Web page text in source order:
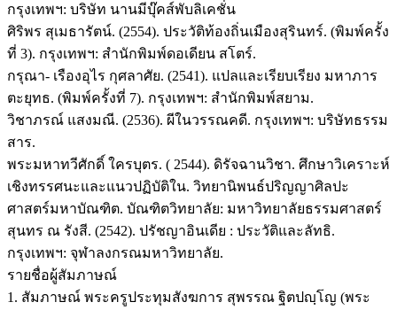
กรุงเทพฯ: บริษัท นานมีบุ๊คส์พับลิเคชั่น
ศิริพร สุเมธารัตน์. (2554). ประวัติท้องถิ่นเมืองสุรินทร์. (พิมพ์ครั้ง
ที่ 3). กรุงเทพฯ: สำนักพิมพ์ดอเดียน สโตร์.
กรุณา- เรืองอุไร กุศลาศัย. (2541). แปลและเรียบเรียง มหาภาร
ตะยุทธ. (พิมพ์ครั้งที่ 7). กรุงเทพฯ: สำนักพิมพ์สยาม.
วิชาภรณ์ แสงมณี. (2536). ผีในวรรณคดี. กรุงเทพฯ: บริษัทธรรม
สาร.
พระมหาทวีศักดิ์ ใครบุตร. ( 2544). ดิรัจฉานวิชา. ศึกษาวิเคราะห์
เชิงทรรศนะและแนวปฏิบัติใน. วิทยานิพนธ์ปริญญาศิลปะ
ศาสตร์มหาบัณฑิต. บัณฑิตวิทยาลัย: มหาวิทยาลัยธรรมศาสตร์
สุนทร ณ รังสี. (2542). ปรัชญาอินเดีย : ประวัติและลัทธิ.
กรุงเทพฯ: จุฬาลงกรณมหาวิทยาลัย.
รายชื่อผู้สัมภาษณ์
1. สัมภาษณ์ พระครูประทุมสังฆการ สุพรรณ ฐิตปญฺโญ (พระ